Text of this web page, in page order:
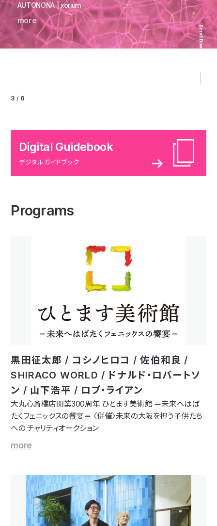
ェニックスの餐宴＝ 黒田征太郎 / コシノヒロコ ほか
more
AUTONONA | xorium
more
受け継がれる椅子の美学 | カール・ハンセン＆サン
more
塚本智也 個展「光の循環」 | 塚本智也
more
クス- | たかくらかずき
more
3 / 6
Scroll Down
Digital Guidebook
デジタルガイドブック
Programs
黒田征太郎 / コシノヒロコ / 佐伯和良 /
SHIRACO WORLD / ドナルド・ロバートソ
ン / 山下浩平 / ロブ・ライアン
大丸心斎橋店開業300周年 ひとます美術館 ＝未来へはば
たくフェニックスの餐宴＝ 〈併催〉未来の大阪を担う子供たち
への チャリティオークション
more